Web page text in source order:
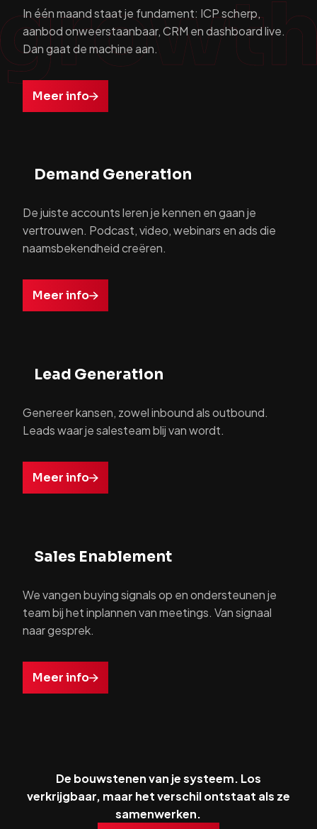
In één maand staat je fundament: ICP scherp,
aanbod onweerstaanbaar, CRM en dashboard live.
Dan gaat de machine aan.
Meer info
Demand Generation
De juiste accounts leren je kennen en gaan je
vertrouwen. Podcast, video, webinars en ads die
naamsbekendheid creëren.
Meer info
Lead Generation
Genereer kansen, zowel inbound als outbound.
Leads waar je salesteam blij van wordt.
Meer info
Sales Enablement
We vangen buying signals op en ondersteunen je
team bij het inplannen van meetings. Van signaal
naar gesprek.
Meer info
De bouwstenen van je systeem. Los
verkrijgbaar, maar het verschil ontstaat als ze
samenwerken.